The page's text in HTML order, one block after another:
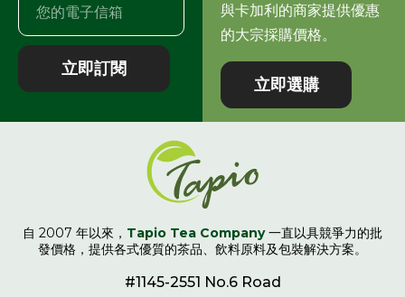
立即訂閱
與卡加利的商家提供優惠
的大宗採購價格。
立即選購
自 2007 年以來， Tapio Tea Company 一直以具競爭力的批
發價格，提供各式優質的茶品、飲料原料及包裝解決方案。
#1145-2551 No.6 Road